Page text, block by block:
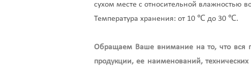
сухом месте с относительной влажностью
Температура хранения: от 10 ℃ до 30 ℃.
Обращаем Ваше внимание на то, что вся
продукции, ее наименований,